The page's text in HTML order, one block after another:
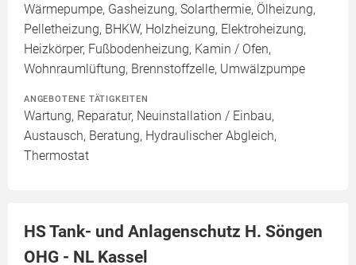
Wärmepumpe, Gasheizung, Solarthermie, Ölheizung,
Pelletheizung, BHKW, Holzheizung, Elektroheizung,
Heizkörper, Fußbodenheizung, Kamin / Ofen,
Wohnraumlüftung, Brennstoffzelle, Umwälzpumpe
ANGEBOTENE TÄTIGKEITEN
Wartung, Reparatur, Neuinstallation / Einbau,
Austausch, Beratung, Hydraulischer Abgleich,
Thermostat
HS Tank- und Anlagenschutz H. Söngen
OHG - NL Kassel